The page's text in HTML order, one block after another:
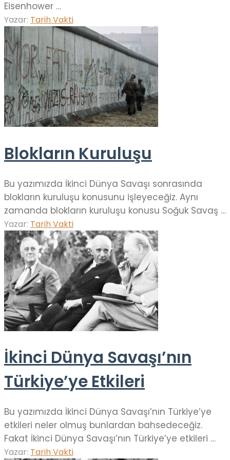
Eisenhower …
Yazar: Tarih Vakti
Blokların Kuruluşu
Bu yazımızda İkinci Dünya Savaşı sonrasında
blokların kuruluşu konusunu işleyeceğiz. Aynı
zamanda blokların kuruluşu konusu Soğuk Savaş …
Yazar: Tarih Vakti
İkinci Dünya Savaşı’nın
Türkiye’ye Etkileri
Bu yazımızda İkinci Dünya Savaşı’nın Türkiye’ye
etkileri neler olmuş bunlardan bahsedeceğiz.
Fakat İkinci Dünya Savaşı’nın Türkiye’ye etkileri …
Yazar: Tarih Vakti